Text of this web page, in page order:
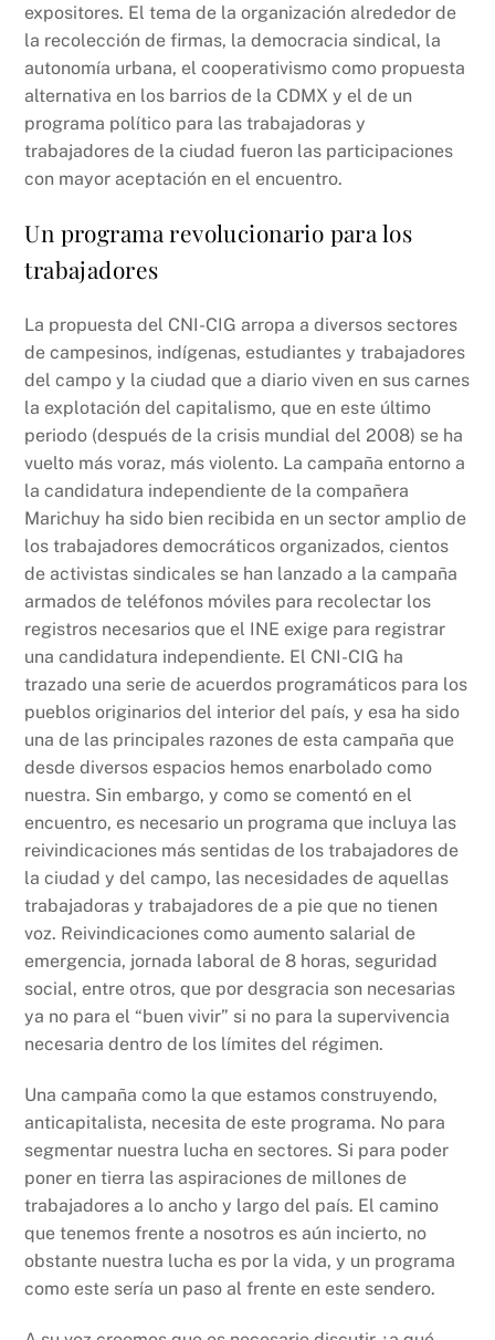
expositores. El tema de la organización alrededor de
la recolección de firmas, la democracia sindical, la
autonomía urbana, el cooperativismo como propuesta
alternativa en los barrios de la CDMX y el de un
programa político para las trabajadoras y
trabajadores de la ciudad fueron las participaciones
con mayor aceptación en el encuentro.
Un programa revolucionario para los
trabajadores
La propuesta del CNI-CIG arropa a diversos sectores
de campesinos, indígenas, estudiantes y trabajadores
del campo y la ciudad que a diario viven en sus carnes
la explotación del capitalismo, que en este último
periodo (después de la crisis mundial del 2008) se ha
vuelto más voraz, más violento. La campaña entorno a
la candidatura independiente de la compañera
Marichuy ha sido bien recibida en un sector amplio de
los trabajadores democráticos organizados, cientos
de activistas sindicales se han lanzado a la campaña
armados de teléfonos móviles para recolectar los
registros necesarios que el INE exige para registrar
una candidatura independiente. El CNI-CIG ha
trazado una serie de acuerdos programáticos para los
pueblos originarios del interior del país, y esa ha sido
una de las principales razones de esta campaña que
desde diversos espacios hemos enarbolado como
nuestra. Sin embargo, y como se comentó en el
encuentro, es necesario un programa que incluya las
reivindicaciones más sentidas de los trabajadores de
la ciudad y del campo, las necesidades de aquellas
trabajadoras y trabajadores de a pie que no tienen
voz. Reivindicaciones como aumento salarial de
emergencia, jornada laboral de 8 horas, seguridad
social, entre otros, que por desgracia son necesarias
ya no para el “buen vivir” si no para la supervivencia
necesaria dentro de los límites del régimen.
Una campaña como la que estamos construyendo,
anticapitalista, necesita de este programa. No para
segmentar nuestra lucha en sectores. Si para poder
poner en tierra las aspiraciones de millones de
trabajadores a lo ancho y largo del país. El camino
que tenemos frente a nosotros es aún incierto, no
obstante nuestra lucha es por la vida, y un programa
como este sería un paso al frente en este sendero.